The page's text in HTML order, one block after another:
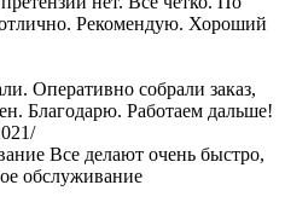
Рекомендую. Хороший
Оперативно собрали заказ,
Благодарю. Работаем дальше!
Все делают очень быстро,
обслуживание